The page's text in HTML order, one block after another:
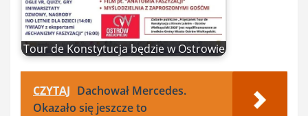
Tour de Konstytucja będzie w Ostrowie
CZYTAJ Dachował Mercedes.
Okazało się jeszcze to